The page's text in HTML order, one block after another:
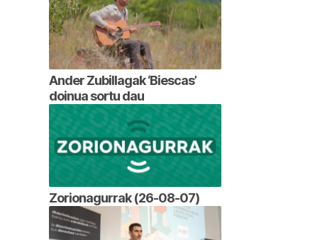
Ander Zubillagak ‘Biescas’
doinua sortu dau
Zorionagurrak (26-08-07)